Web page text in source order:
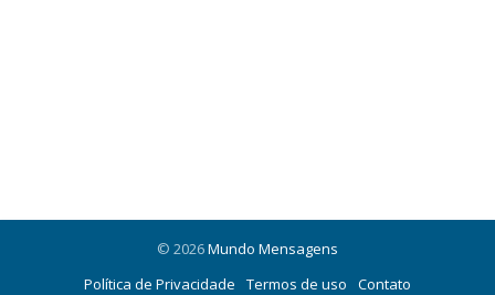
© 2026Mundo Mensagens
Política de Privacidade
Termos de uso Contato